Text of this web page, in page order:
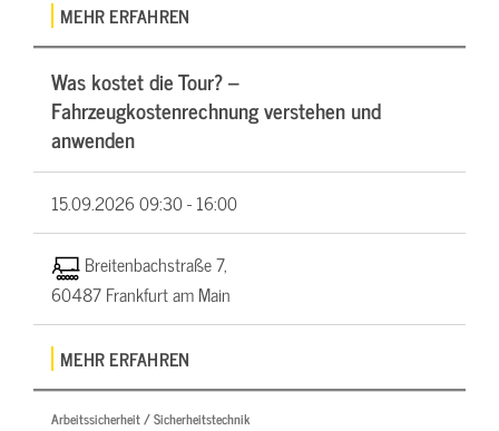
MEHR ERFAHREN
Was kostet die Tour? –
Fahrzeugkostenrechnung verstehen und
anwenden
15.09.202609:30 - 16:00
Breitenbachstraße 7,
60487 Frankfurt am Main
MEHR ERFAHREN
Arbeitssicherheit / Sicherheitstechnik